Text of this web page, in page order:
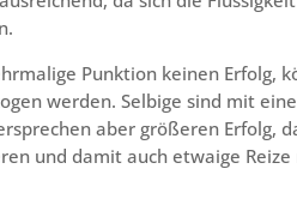
Punktion keinen Erfolg,
werden. Selbige sind mit
aber größeren Erfolg,
und damit auch etwaige